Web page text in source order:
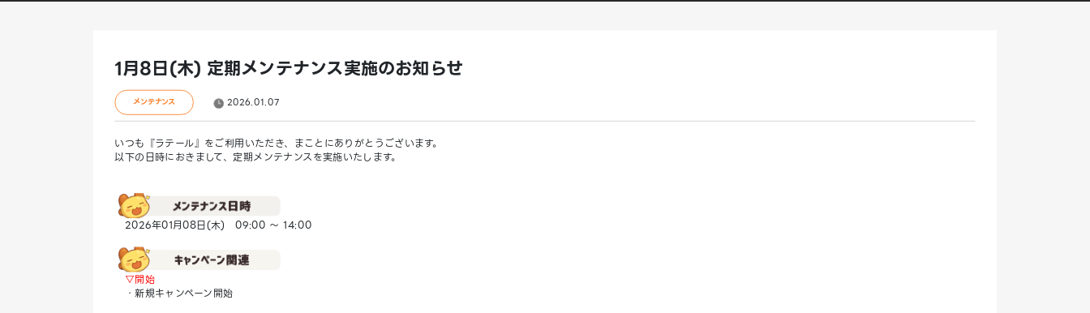
1月8日(木) 定期メンテナンス実施のお知らせ
メンテナンス 2026.01.07
いつも『ラテール』をご利用いただき、まことにありがとうございます。
以下の日時におきまして、定期メンテナンスを実施いたします。
2026年01月08日(木) 09:00 ～ 14:00
▽開始
・新規キャンペーン開始